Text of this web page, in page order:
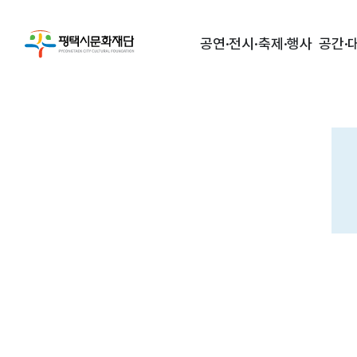
공연·전시·축제·행사 공간·